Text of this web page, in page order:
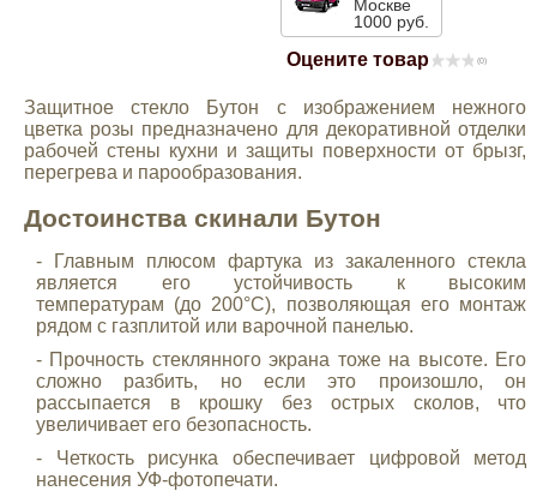
Москве
1000 руб.
Оцените товар (0)
Защитное стекло Бутон с изображением нежного
цветка розы предназначено для декоративной отделки
рабочей стены кухни и защиты поверхности от брызг,
перегрева и парообразования.
Достоинства скинали Бутон
- Главным плюсом фартука из закаленного стекла
является его устойчивость к высоким
температурам (до 200°C), позволяющая его монтаж
рядом с газплитой или варочной панелью.
- Прочность стеклянного экрана тоже на высоте. Его
сложно разбить, но если это произошло, он
рассыпается в крошку без острых сколов, что
увеличивает его безопасность.
- Четкость рисунка обеспечивает цифровой метод
нанесения УФ-фотопечати.
Renault
Suzuki
Toyota
Volkswagen
УАЗ
Дополнительные товары